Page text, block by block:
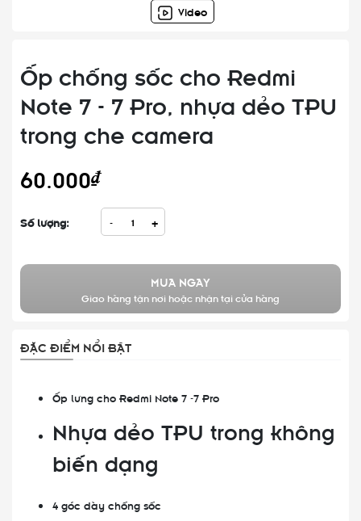
Video
Ốp chống sốc cho Redmi
Note 7 - 7 Pro, nhựa dẻo TPU
trong che camera
60.000₫
Số lượng: - +
MUA NGAY
Giao hàng tận nơi hoặc nhận tại cửa hàng
ĐẶC ĐIỂM NỔI BẬT
Ốp lưng cho Redmi Note 7 -7 Pro
Nhựa dẻo TPU trong không
biến dạng
4 góc dày chống sốc